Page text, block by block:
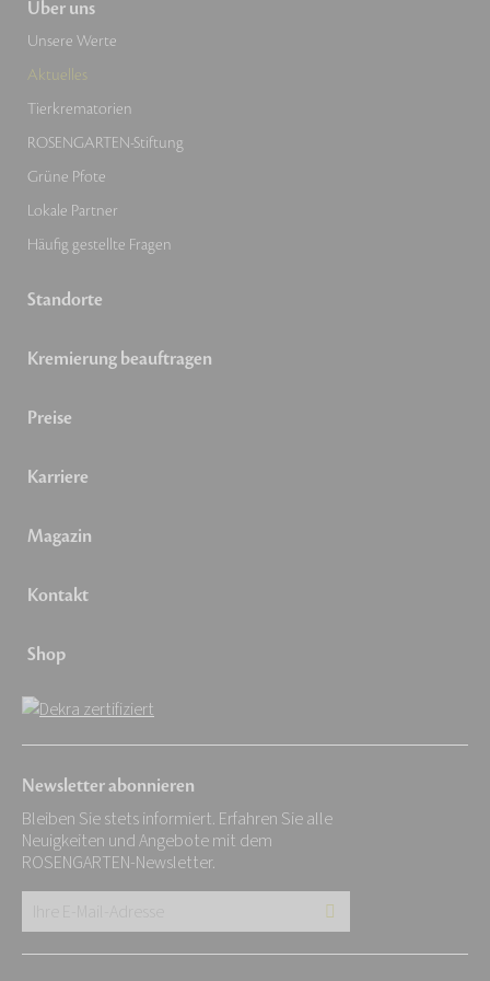
Über uns
Unsere Werte
Aktuelles
Tierkrematorien
ROSENGARTEN-Stiftung
Grüne Pfote
Lokale Partner
Häufig gestellte Fragen
Standorte
Kremierung beauftragen
Preise
Karriere
Magazin
Kontakt
Shop
Newsletter abonnieren
Bleiben Sie stets informiert. Erfahren Sie alle
Neuigkeiten und Angebote mit dem
ROSENGARTEN-Newsletter.